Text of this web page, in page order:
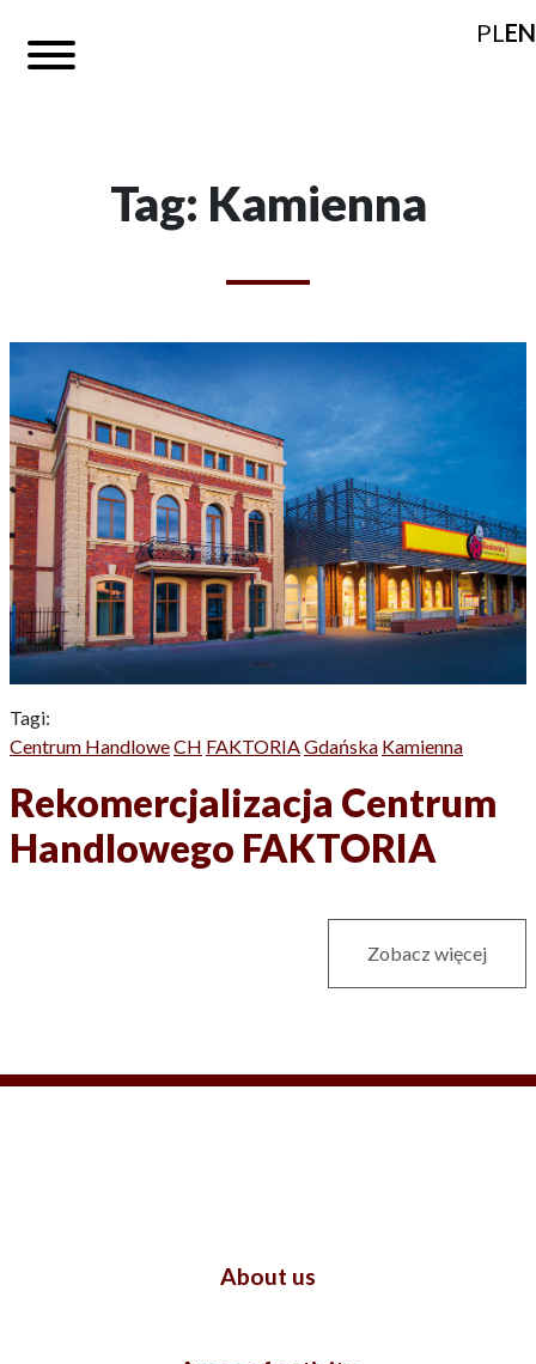
PLEN
Tag: Kamienna
Tagi:
Centrum HandloweCH FAKTORIAGdańska Kamienna
Rekomercjalizacja Centrum
Handlowego FAKTORIA
Zobacz więcej
About us